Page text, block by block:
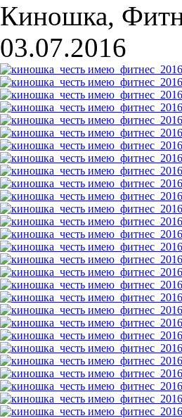
Киношка,
03.07.2016